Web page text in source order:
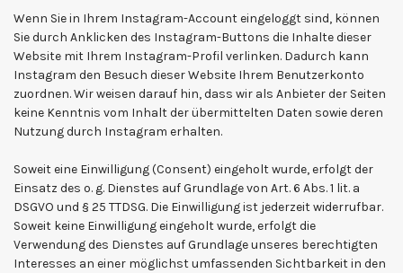
Wenn Sie in Ihrem Instagram-Account eingeloggt sind, können
Sie durch Anklicken des Instagram-Buttons die Inhalte dieser
Website mit Ihrem Instagram-Profil verlinken. Dadurch kann
Instagram den Besuch dieser Website Ihrem Benutzerkonto
zuordnen. Wir weisen darauf hin, dass wir als Anbieter der Seiten
keine Kenntnis vom Inhalt der übermittelten Daten sowie deren
Nutzung durch Instagram erhalten.
Soweit eine Einwilligung (Consent) eingeholt wurde, erfolgt der
Einsatz des o. g. Dienstes auf Grundlage von Art. 6 Abs. 1 lit. a
DSGVO und § 25 TTDSG. Die Einwilligung ist jederzeit widerrufbar.
Soweit keine Einwilligung eingeholt wurde, erfolgt die
Verwendung des Dienstes auf Grundlage unseres berechtigten
Interesses an einer möglichst umfassenden Sichtbarkeit in den